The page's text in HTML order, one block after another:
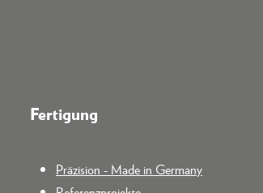
Fertigung
Präzision - Made in Germany